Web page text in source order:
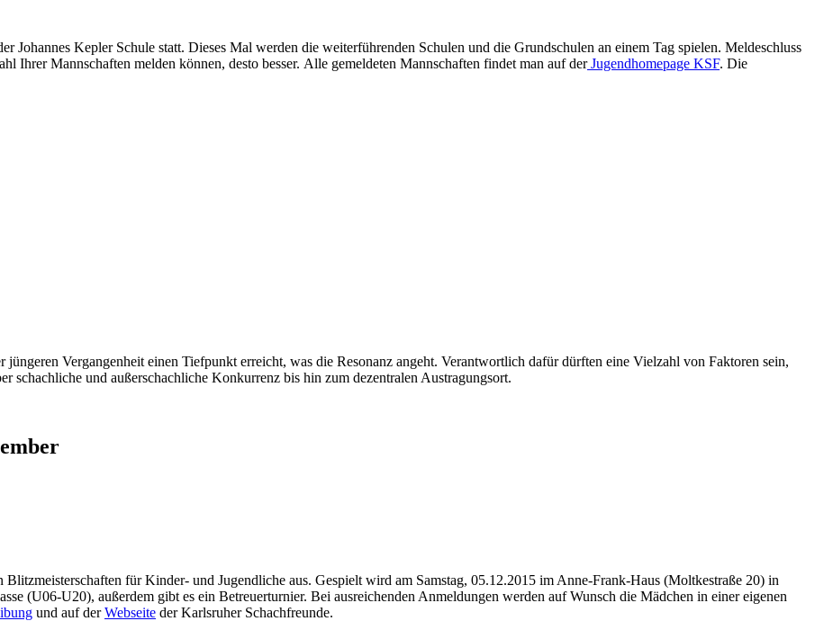
Johannes Kepler Schule statt. Dieses Mal werden die weiterführenden Schulen und die Grundschulen an einem Tag spielen. Meldeschluss
Ihrer Mannschaften melden können, desto besser. Alle gemeldeten Mannschaften findet man auf derJugendhomepage KSF. Die
Vergangenheit einen Tiefpunkt erreicht, was die Resonanz angeht. Verantwortlich dafür dürften eine Vielzahl von Faktoren sein,
schachliche und außerschachliche Konkurrenz bis hin zum dezentralen Austragungsort.
für Kinder- und Jugendliche aus. Gespielt wird am Samstag, 05.12.2015 im Anne-Frank-Haus (Moltkestraße 20) in
(U06-U20), außerdem gibt es ein Betreuerturnier. Bei ausreichenden Anmeldungen werden auf Wunsch die Mädchen in einer eigenen
und auf derWebseite der Karlsruher Schachfreunde.